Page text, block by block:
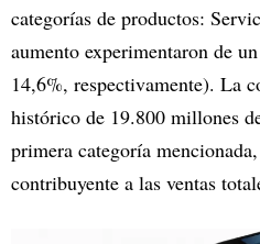
categorías de productos:
aumento experimentaron de
14,6%, respectivamente). La
histórico de 19.800 millones
primera categoría
contribuyente a las ventas